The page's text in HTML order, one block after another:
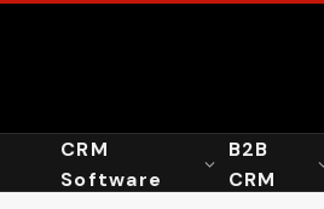
CRM
Software
B2B
CRM